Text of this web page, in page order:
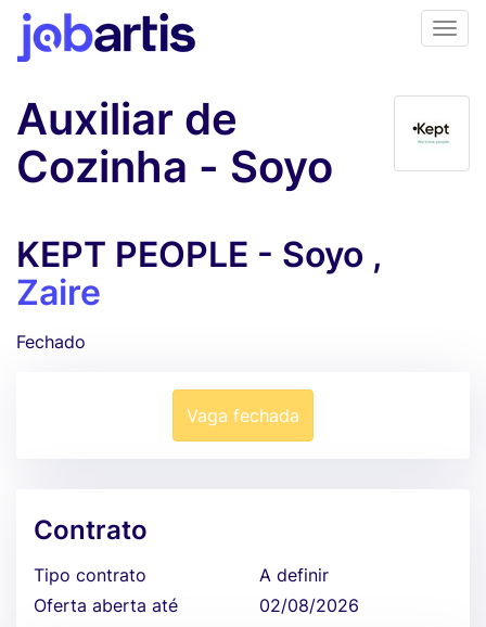
Auxiliar de
Cozinha - Soyo
KEPT PEOPLE - Soyo ,
Zaire
Fechado
Vaga fechada
Contrato
Tipo contrato
A definir
Oferta aberta até
02/08/2026